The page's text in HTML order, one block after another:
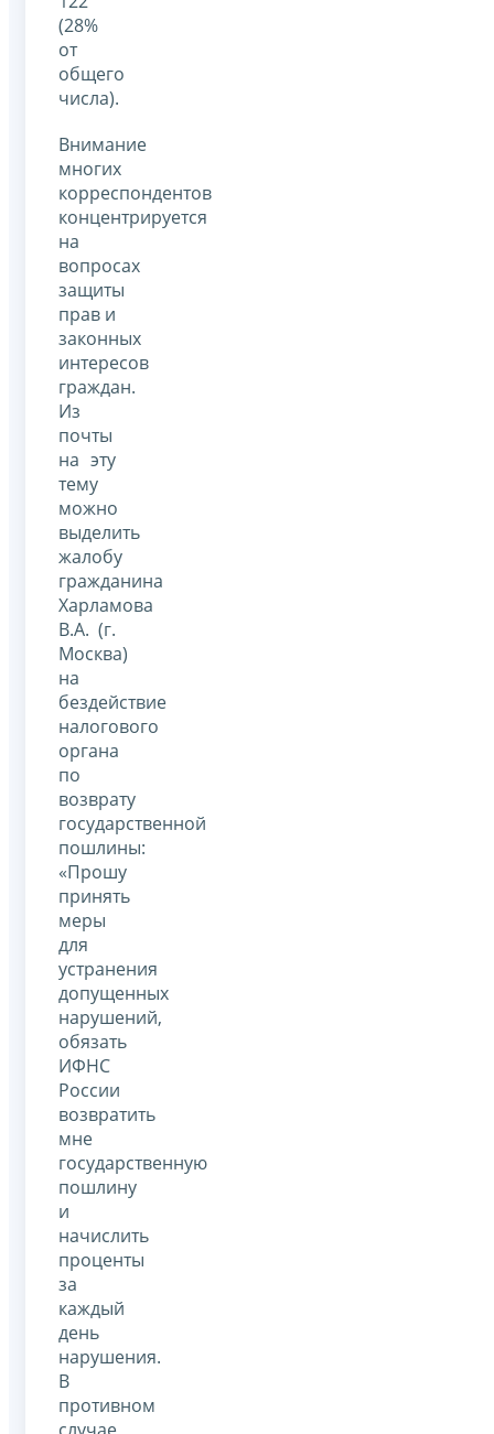
(28%
от
общего
числа).
Внимание
многих
корреспондентов
концентрируется
на
вопросах
защиты
прав и
законных
интересов
граждан.
Из
почты
на эту
тему
можно
выделить
жалобу
гражданина
Харламова
В.А. (г.
Москва)
на
бездействие
налогового
органа
по
возврату
государственной
пошлины:
«Прошу
принять
меры
для
устранения
допущенных
нарушений,
обязать
ИФНС
России
возвратить
мне
государственную
пошлину
и
начислить
проценты
за
каждый
день
нарушения.
В
противном